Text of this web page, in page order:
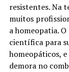
resistentes. Na
muitos
a homeopatia.
científica para
homeopáticos,
demora no